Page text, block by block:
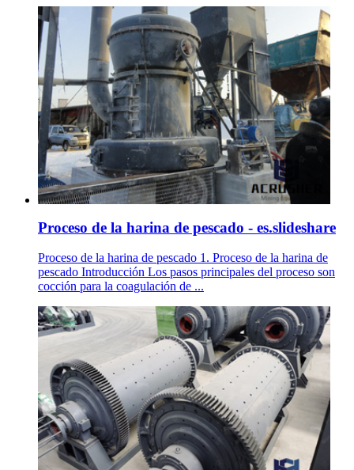
Proceso de la harina de pescado - es.slideshare
Proceso de la harina de pescado 1. Proceso de la harina de
pescado Introducción Los pasos principales del proceso son
cocción para la coagulación de ...